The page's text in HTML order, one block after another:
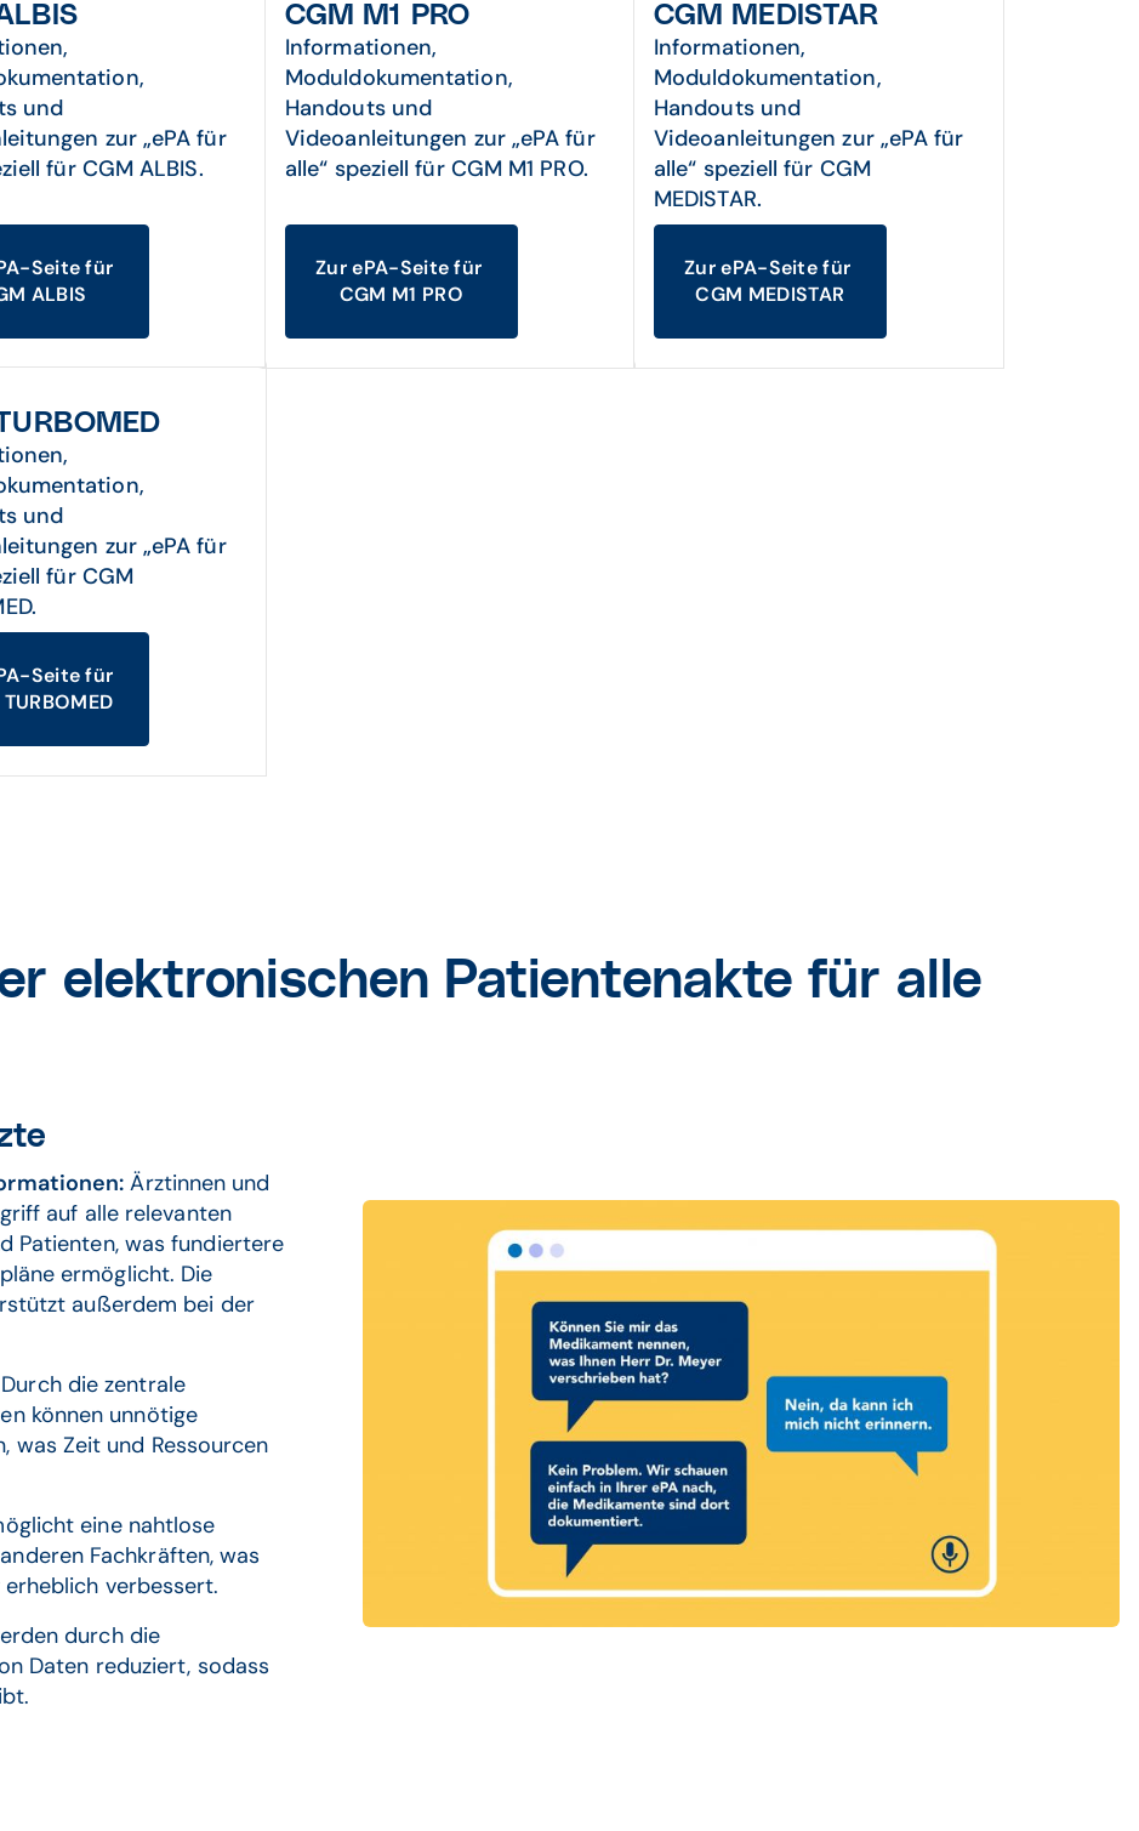
und
zur „ePA für
für CGM ALBIS.
Seite für
ALBIS
CGM M1 PRO
Informationen,
Moduldokumentation,
Handouts und
Videoanleitungen zur „ePA für
alle“ speziell für CGM M1 PRO.
Zur ePA-Seite für
CGM M1 PRO
CGM MEDISTAR
Informationen,
Moduldokumentation,
Handouts und
Videoanleitungen zur „ePA für
alle“ speziell für CGM
MEDISTAR.
Zur ePA-Seite für
CGM MEDISTAR
und
zur „ePA für
für CGM
Seite für
elektronischen Patientenakte für alle
Ärztinnen und
auf alle relevanten
Patienten, was fundiertere
ermöglicht. Die
außerdem bei der
Durch die zentrale
können unnötige
was Zeit und Ressourcen
eine nahtlose
Fachkräften, was
verbessert.
durch die
Daten reduziert, sodass